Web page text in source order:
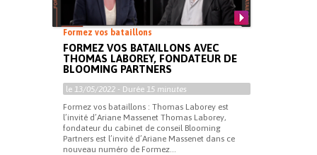
Formez vos bataillons
FORMEZ VOS BATAILLONS AVEC
THOMAS LABOREY, FONDATEUR DE
BLOOMING PARTNERS
le 13/05/2022 - Durée 15 minutes
Formez vos bataillons : Thomas Laborey est
l’invité d’Ariane Massenet Thomas Laborey,
fondateur du cabinet de conseil Blooming
Partners est l’invité d’Ariane Massenet dans ce
nouveau numéro de Formez...